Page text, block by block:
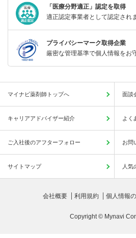
「医療分野適正」認定を取得
適正認定事業者として認定され
プライバシーマーク取得企業
厳密な管理基準で個人情報をお
マイナビ薬剤師トップへ 面談
キャリアアドバイザー紹介 よく
ご入社後のアフターフォロー お問
サイトマップ 人気
会社概要 利用規約 個人情報
Copyright © Mynavi